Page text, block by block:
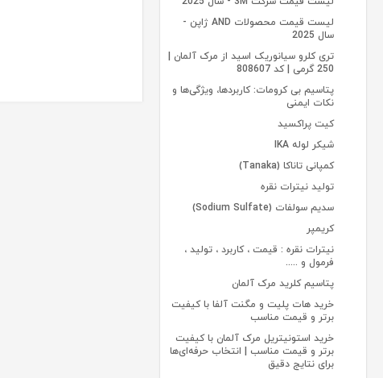
لیست قیمت محصولات AND ژاپن -
سال 2025
تری کلرو سیانوریک اسید از مرک آلمان |
250 گرمی | کد 808607
پتاسیم بی کرومات: کاربردها، ویژگی‌ها و
نکات ایمنی
کیت پراکسید
شیکر لوله IKA
کمپانی تاناکا (Tanaka)
تولید نیترات نقره
سدیم سولفات (Sodium Sulfate)
کریمپر
نیترات نقره : قیمت ، کاربرد ، تولید ،
فرمول و .....
پتاسیم کلرید مرک آلمان
خرید هات پلیت و مگنت آلفا با کیفیت
برتر و قیمت مناسب
خرید استونیتریل مرک آلمان با کیفیت
برتر و قیمت مناسب | انتخاب حرفه‌ای‌ها
برای نتایج دقیق